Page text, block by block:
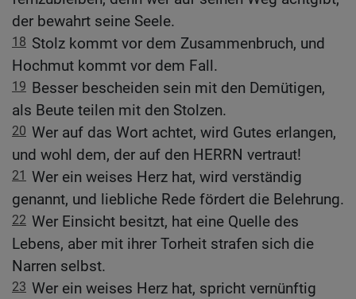
der bewahrt seine Seele.
18 Stolz kommt vor dem Zusammenbruch, und
Hochmut kommt vor dem Fall.
19 Besser bescheiden sein mit den Demütigen,
als Beute teilen mit den Stolzen.
20 Wer auf das Wort achtet, wird Gutes erlangen,
und wohl dem, der auf den HERRN vertraut!
21 Wer ein weises Herz hat, wird verständig
genannt, und liebliche Rede fördert die Belehrung.
22 Wer Einsicht besitzt, hat eine Quelle des
Lebens, aber mit ihrer Torheit strafen sich die
Narren selbst.
23 Wer ein weises Herz hat, spricht vernünftig